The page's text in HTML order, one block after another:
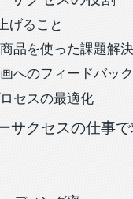
げること
品を使った課題解決
へのフィードバック
セスの最適化
サクセスの仕事